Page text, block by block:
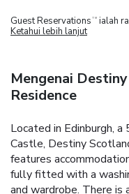
Guest Reservations TM ialah
Ketahui lebih lanjut
Mengenai
Residence
Located in Edinburgh,
Castle, Destiny
features
fully fitted with a
and wardrobe. There is